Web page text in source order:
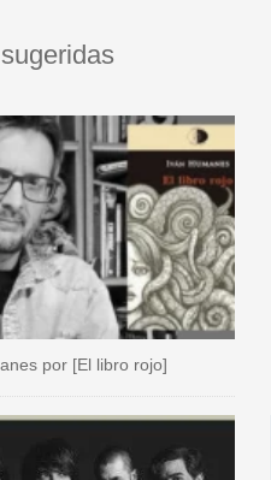
por [El libro rojo]